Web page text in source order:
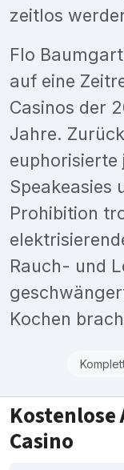
zeitlos
Flo
auf eine
Casinos der
Jahre.
euphorisierte
Speakeasies
Prohibition
Rauch- und
Kochen
Kostenlose
Casino